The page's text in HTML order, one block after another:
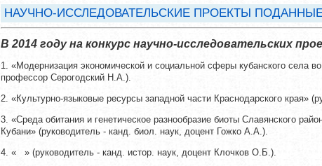
НАУЧНО-ИССЛЕДОВАТЕЛЬСКИЕ ПРОЕКТЫ ПОДАННЫЕ
В 2014 году на конкурс научно-исследовательских
1. «Модернизация экономической и социальной сферы кубанского села
профессор Серогодский Н.А.).
2. «Культурно-языковые ресурсы западной части Краснодарского
3. «Среда обитания и генетическое разнообразие биоты Славянского
Кубани» (руководитель - канд. биол. наук, доцент Гожко А.А.).
4. « » (руководитель - канд. истор. наук, доцент Клочков О.Б.).